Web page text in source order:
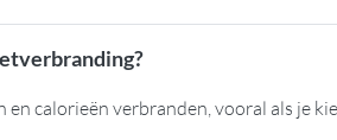
calorieën verbranden, vooral als je